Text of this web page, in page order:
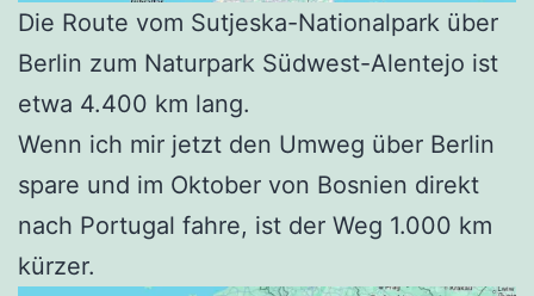
Die Route vom Sutjeska-Nationalpark über
Berlin zum Naturpark Südwest-Alentejo ist
etwa 4.400 km lang.
Wenn ich mir jetzt den Umweg über Berlin
spare und im Oktober von Bosnien direkt
nach Portugal fahre, ist der Weg 1.000 km
kürzer.